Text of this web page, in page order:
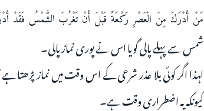
مَنْ أَدْرَكَ مِنَ الْعَصْرِ رَكْعَةً قَبْلَ أَنْ تَغْرُبَ الشَّمْسُ فَقَدْ
شمس سے پہلے پالی گویا اس نے پوری نماز پالی۔
لہذا اگر کوئی بلا عذر شرعی کے اس وقت میں نماز پڑھتا
کیونکہ یہ اضطراری وقت ہے۔